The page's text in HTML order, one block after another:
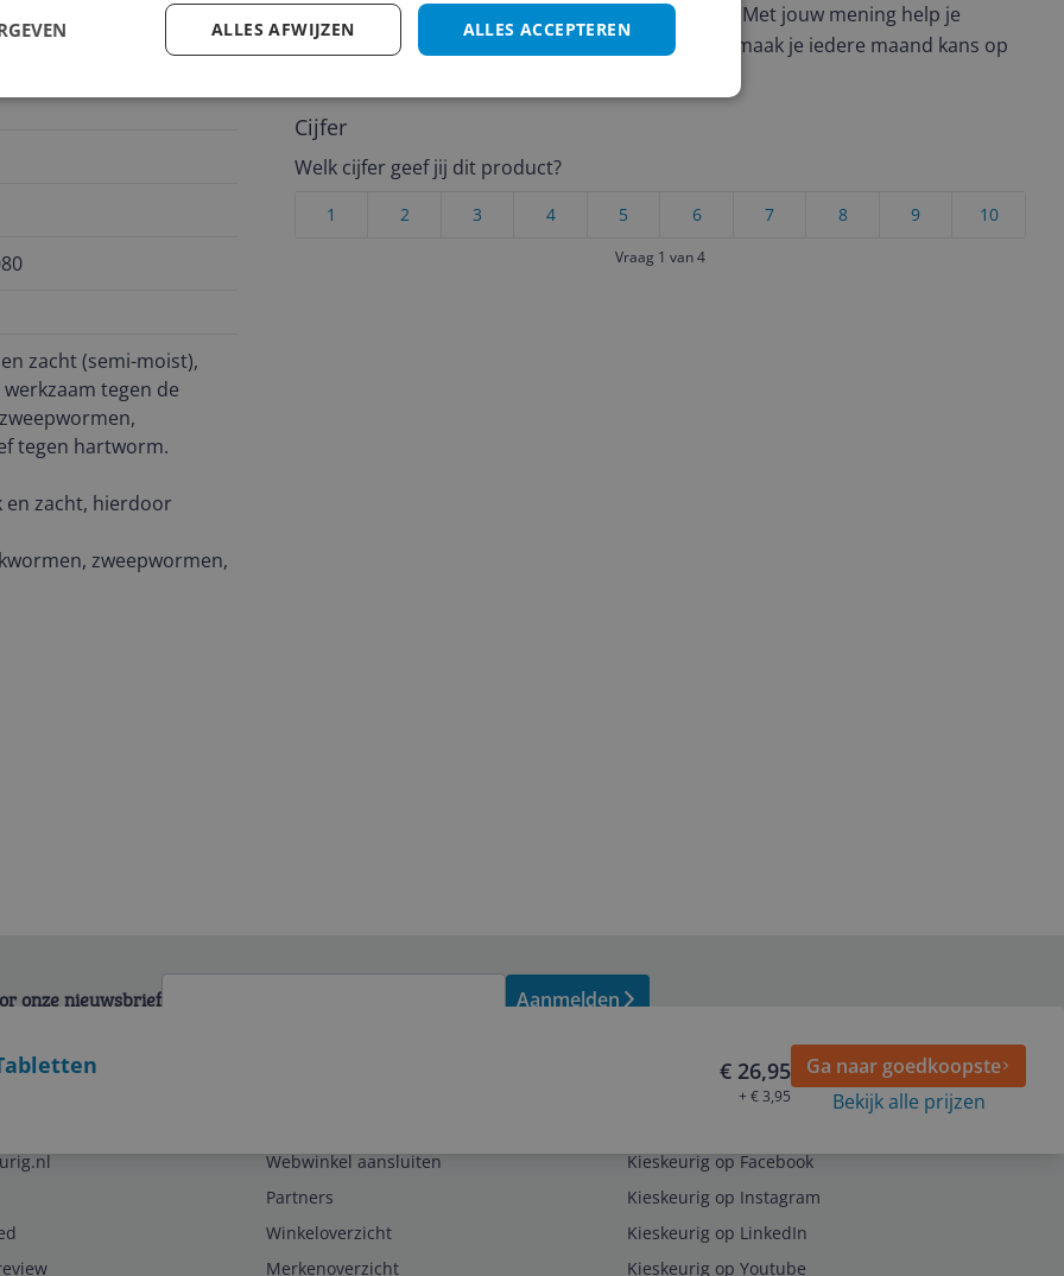
zacht (semi-moist),
tegen de
tegen hartworm.
en zacht, hierdoor
zweepwormen,
een review gemiddeld tussen de 3 en 10 minuten. Met jouw mening help je
andere bezoekers een betere keuze te maken én maak je iedere maand kans op
Cijfer
Welk cijfer geef jij dit product?
10
9
8
7
6
5
4
3
2
1
Vraag 1 van 4
€ 26,95
+ € 3,95
Ga naar goedkoopste
Bekijk alle prijzen
onze nieuwsbrief Aanmelden
Webwinkel aansluiten
Partners
Winkeloverzicht
Merkenoverzicht
Kieskeurig op Facebook
Kieskeurig op Instagram
Kieskeurig op LinkedIn
Kieskeurig op Youtube
ALLES ACCEPTEREN
ALLES AFWIJZEN